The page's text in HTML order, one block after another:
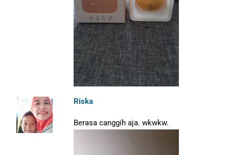
Riska
Berasa canggih aja. wkwkw.